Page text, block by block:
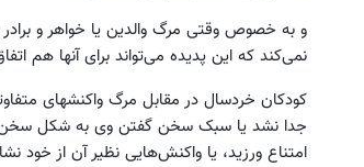
و به خصوص وقتی مرگ والدین یا خواهر و
نمی‌کند که این پدیده می‌تواند برای آنها هم
کودکان خردسال در مقابل مرگ واکنشهای
جدا نشد یا سبک سخن گفتن وی به شکل سخن
امتناع ورزید، یا واکنش‌هایی نظیر آن از خود